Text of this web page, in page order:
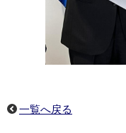
一覧へ戻る